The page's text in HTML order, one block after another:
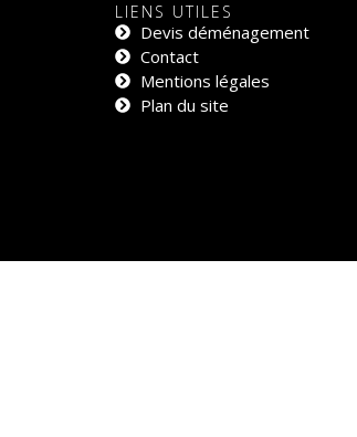
LIENS UTILES
Devis déménagement
Contact
Mentions légales
Plan du site